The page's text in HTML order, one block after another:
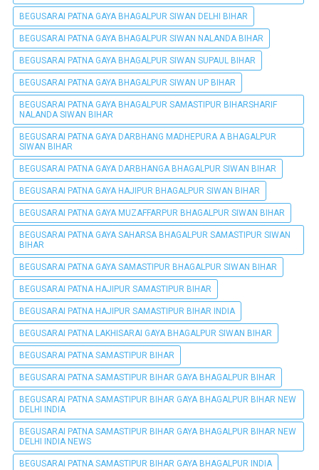
BEGUSARAI PATNA GAYA BHAGALPUR SIWAN DELHI BIHAR
BEGUSARAI PATNA GAYA BHAGALPUR SIWAN NALANDA BIHAR
BEGUSARAI PATNA GAYA BHAGALPUR SIWAN SUPAUL BIHAR
BEGUSARAI PATNA GAYA BHAGALPUR SIWAN UP BIHAR
BEGUSARAI PATNA GAYA BHAGALPUR SAMASTIPUR BIHARSHARIF
NALANDA SIWAN BIHAR
BEGUSARAI PATNA GAYA DARBHANG MADHEPURA A BHAGALPUR
SIWAN BIHAR
BEGUSARAI PATNA GAYA DARBHANGA BHAGALPUR SIWAN BIHAR
BEGUSARAI PATNA GAYA HAJIPUR BHAGALPUR SIWAN BIHAR
BEGUSARAI PATNA GAYA MUZAFFARPUR BHAGALPUR SIWAN BIHAR
BEGUSARAI PATNA GAYA SAHARSA BHAGALPUR SAMASTIPUR SIWAN
BIHAR
BEGUSARAI PATNA GAYA SAMASTIPUR BHAGALPUR SIWAN BIHAR
BEGUSARAI PATNA HAJIPUR SAMASTIPUR BIHAR
BEGUSARAI PATNA HAJIPUR SAMASTIPUR BIHAR INDIA
BEGUSARAI PATNA LAKHISARAI GAYA BHAGALPUR SIWAN BIHAR
BEGUSARAI PATNA SAMASTIPUR BIHAR
BEGUSARAI PATNA SAMASTIPUR BIHAR GAYA BHAGALPUR BIHAR
BEGUSARAI PATNA SAMASTIPUR BIHAR GAYA BHAGALPUR BIHAR NEW
DELHI INDIA
BEGUSARAI PATNA SAMASTIPUR BIHAR GAYA BHAGALPUR BIHAR NEW
DELHI INDIA NEWS
BEGUSARAI PATNA SAMASTIPUR BIHAR GAYA BHAGALPUR INDIA